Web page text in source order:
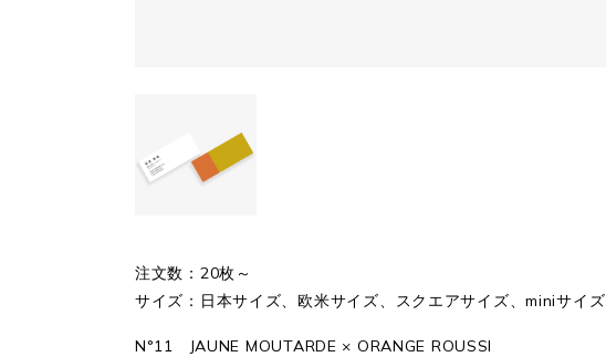
注文数：20枚～
サイズ：日本サイズ、欧米サイズ、スクエアサイズ、miniサイズ
N°11 JAUNE MOUTARDE × ORANGE ROUSSI